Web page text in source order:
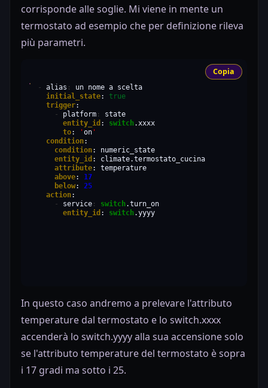
corrisponde alle soglie. Mi viene in mente un
termostato ad esempio che per definizione rileva
più parametri.
Copia
- alias : un nome a
initial_state:
true
trigger
-
platform :
entity_id : switch
to: 'on '
condition
condition:
entity_id :
attribute:
above:
17
below:
25
action
-
service : switch
entity_id : switch.yyyy
In questo caso andremo a prelevare l'attributo
temperature dal termostato e lo switch.xxxx
accenderà lo switch.yyyy alla sua accensione solo
se l'attributo temperature del termostato è sopra
i 17 gradi ma sotto i 25.